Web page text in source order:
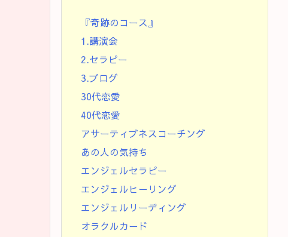
『奇跡のコース』
1.講演会
2.セラピー
3.ブログ
30代恋愛
40代恋愛
アサーティブネスコーチング
あの人の気持ち
エンジェルセラピー
エンジェルヒーリング
エンジェルリーディング
オラクルカード